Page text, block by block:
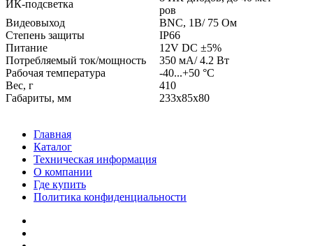
ИК-подсветка
ров
Видеовыход
BNC, 1В/ 75 Ом
Степень защиты
IP66
Питание
12V DC ±5%
Потребляемый ток/мощность
350 мА/ 4.2 Вт
Рабочая температура
-40...+50 °С
Вес, г
410
Габариты, мм
233x85x80
Главная
Каталог
Техническая информация
О компании
Где купить
Политика конфиденциальности